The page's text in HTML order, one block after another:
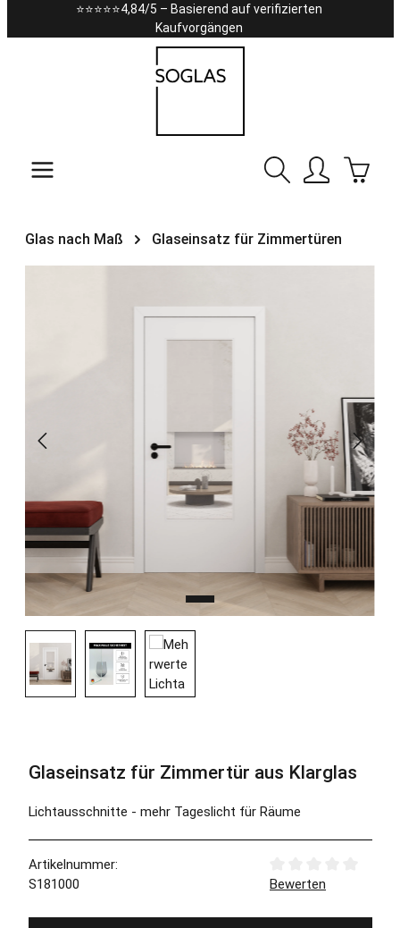
Zum Hauptinhalt springen
⭐⭐⭐⭐⭐4,84/5 – Basierend auf verifizierten
Kaufvorgängen
Glas nach Maß Glaseinsatz für Zimmertüren
Glaseinsatz für Zimmertür aus Klarglas
Lichtausschnitte - mehr Tageslicht für Räume
Artikelnummer:
S181000
Durchschnittliche
Bewerten